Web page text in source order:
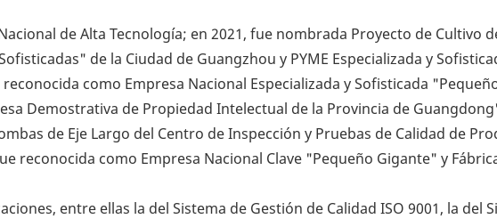
de Alta Tecnología; en 2021, fue nombrada Proyecto de Cultivo
de la Ciudad de Guangzhou y PYME Especializada y
como Empresa Nacional Especializada y Sofisticada
Demostrativa de Propiedad Intelectual de la Provincia de
de Eje Largo del Centro de Inspección y Pruebas de Calidad de
reconocida como Empresa Nacional Clave "Pequeño Gigante" y
entre ellas la del Sistema de Gestión de Calidad ISO 9001, la del